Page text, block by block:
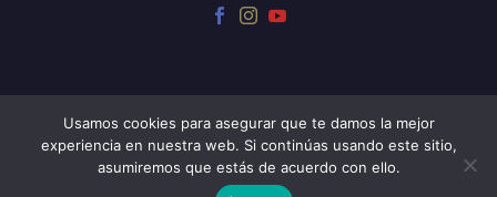
© 2024 Museo Iriarte
Sitio desarrollado porWeb Soluciones
Usamos cookies para asegurar que te damos la mejor
experiencia en nuestra web. Si continúas usando este sitio,
asumiremos que estás de acuerdo con ello.